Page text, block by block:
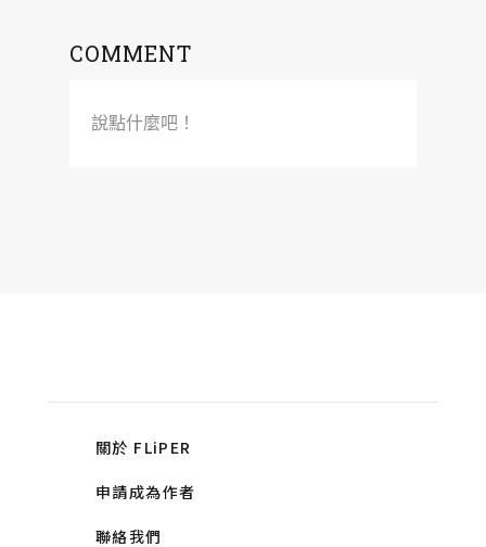
COMMENT
說點什麼吧！
關於 FLiPER
申請成為作者
聯絡我們